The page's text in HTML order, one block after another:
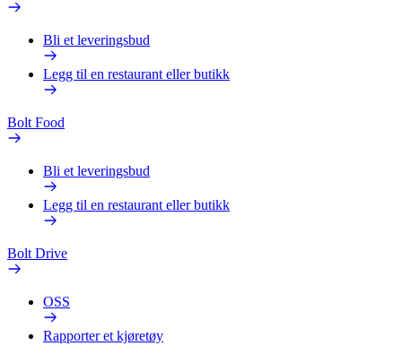
Bli et leveringsbud
Legg til en restaurant eller butikk
Bolt Food
Bli et leveringsbud
Legg til en restaurant eller butikk
Bolt Drive
OSS
Rapporter et kjøretøy